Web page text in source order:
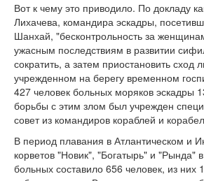
Вот к чему это приводило. По докладу
Лихачева, командира эскадры,
Шанхай, "бесконтрольность за
ужасным последствиям в развитии
сократить, а затем приостановить сход
учрежденном на берегу временном
427 человек больных моряков эскадры
борьбы с этим злом был учрежден
совет из командиров кораблей и
В период плавания в Атлантическом и
корветов "Новик", "Богатырь" и "Рында"
больных составило 656 человек, из них